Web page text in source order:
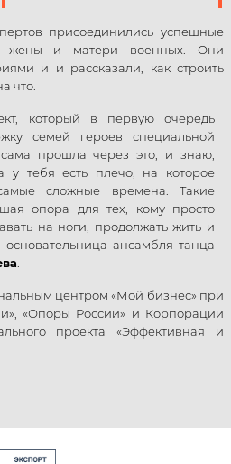
присоединились успешные
- жены и матери военных. Они
и и рассказали, как строить
что.
который в первую очередь
семей героев специальной
прошла через это, и знаю,
у тебя есть плечо, на которое
сложные времена. Такие
опора для тех, кому просто
на ноги, продолжать жить и
основательница ансамбля танца
центром «Мой бизнес» при
«Опоры России» и Корпорации
проекта «Эффективная и